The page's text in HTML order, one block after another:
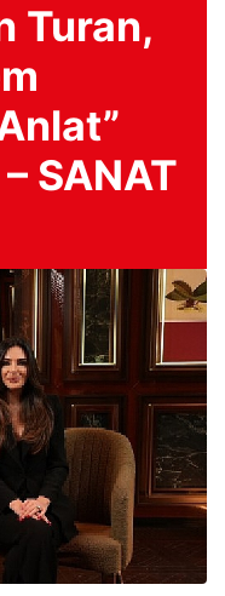
Turan,
SANAT